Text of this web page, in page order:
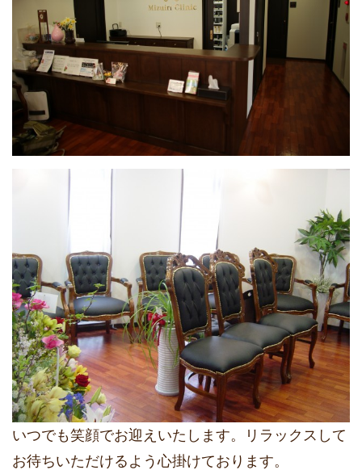
いつでも笑顔でお迎えいたします。リラックスして
お待ちいただけるよう心掛けております。